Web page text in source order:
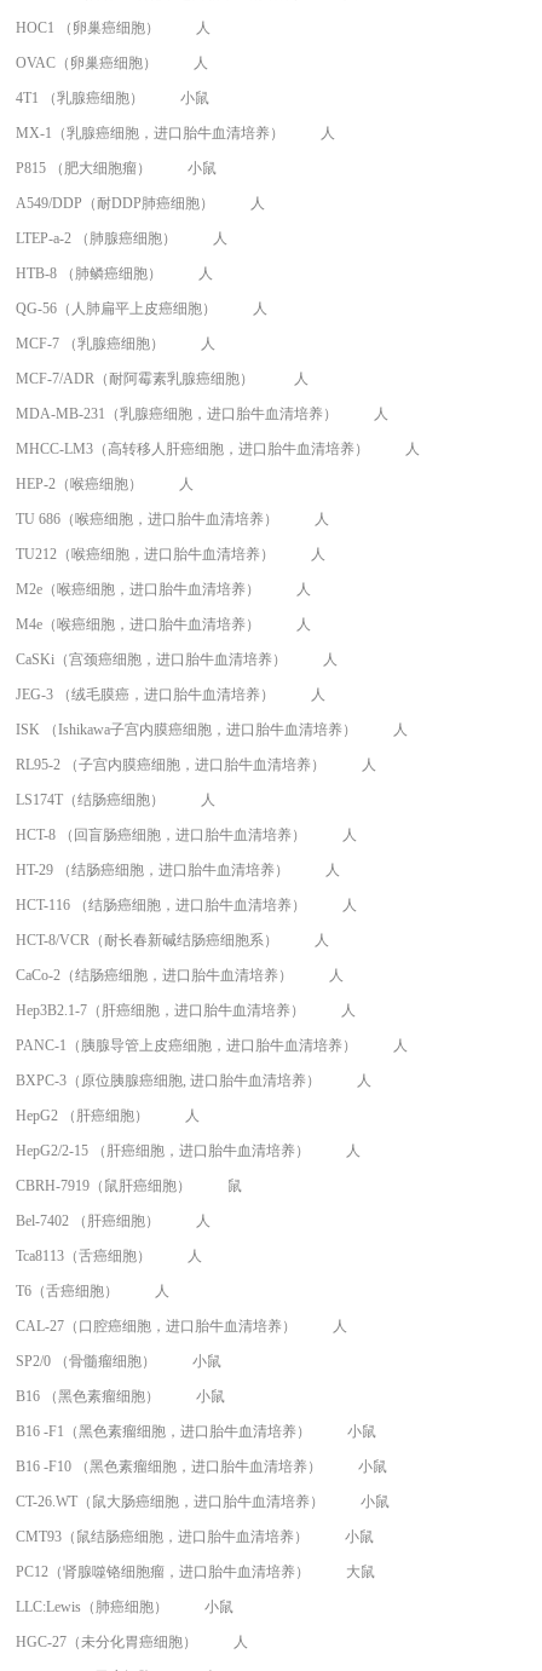
HOC1 （卵巢癌细胞） 人
OVAC（卵巢癌细胞） 人
4T1 （乳腺癌细胞） 小鼠
MX-1（乳腺癌细胞，进口胎牛血清培养） 人
P815 （肥大细胞瘤） 小鼠
A549/DDP（耐DDP肺癌细胞） 人
LTEP-a-2 （肺腺癌细胞） 人
HTB-8 （肺鳞癌细胞） 人
QG-56（人肺扁平上皮癌细胞） 人
MCF-7 （乳腺癌细胞） 人
MCF-7/ADR（耐阿霉素乳腺癌细胞） 人
MDA-MB-231（乳腺癌细胞，进口胎牛血清培养） 人
MHCC-LM3（高转移人肝癌细胞，进口胎牛血清培养） 人
HEP-2（喉癌细胞） 人
TU 686（喉癌细胞，进口胎牛血清培养） 人
TU212（喉癌细胞，进口胎牛血清培养） 人
M2e（喉癌细胞，进口胎牛血清培养） 人
M4e（喉癌细胞，进口胎牛血清培养） 人
CaSKi（宫颈癌细胞，进口胎牛血清培养） 人
JEG-3 （绒毛膜癌，进口胎牛血清培养） 人
ISK （Ishikawa子宫内膜癌细胞，进口胎牛血清培养） 人
RL95-2 （子宫内膜癌细胞，进口胎牛血清培养） 人
LS174T（结肠癌细胞） 人
HCT-8 （回盲肠癌细胞，进口胎牛血清培养） 人
HT-29 （结肠癌细胞，进口胎牛血清培养） 人
HCT-116 （结肠癌细胞，进口胎牛血清培养） 人
HCT-8/VCR（耐长春新碱结肠癌细胞系） 人
CaCo-2（结肠癌细胞，进口胎牛血清培养） 人
Hep3B2.1-7（肝癌细胞，进口胎牛血清培养） 人
PANC-1（胰腺导管上皮癌细胞，进口胎牛血清培养） 人
BXPC-3（原位胰腺癌细胞, 进口胎牛血清培养） 人
HepG2 （肝癌细胞） 人
HepG2/2-15 （肝癌细胞，进口胎牛血清培养） 人
CBRH-7919（鼠肝癌细胞） 鼠
Bel-7402 （肝癌细胞） 人
Tca8113（舌癌细胞） 人
T6（舌癌细胞） 人
CAL-27（口腔癌细胞，进口胎牛血清培养） 人
SP2/0 （骨髓瘤细胞） 小鼠
B16 （黑色素瘤细胞） 小鼠
B16 -F1（黑色素瘤细胞，进口胎牛血清培养） 小鼠
B16 -F10 （黑色素瘤细胞，进口胎牛血清培养） 小鼠
CT-26.WT（鼠大肠癌细胞，进口胎牛血清培养） 小鼠
CMT93（鼠结肠癌细胞，进口胎牛血清培养） 小鼠
PC12（肾腺噬铬细胞瘤，进口胎牛血清培养） 大鼠
LLC:Lewis（肺癌细胞） 小鼠
HGC-27（未分化胃癌细胞） 人